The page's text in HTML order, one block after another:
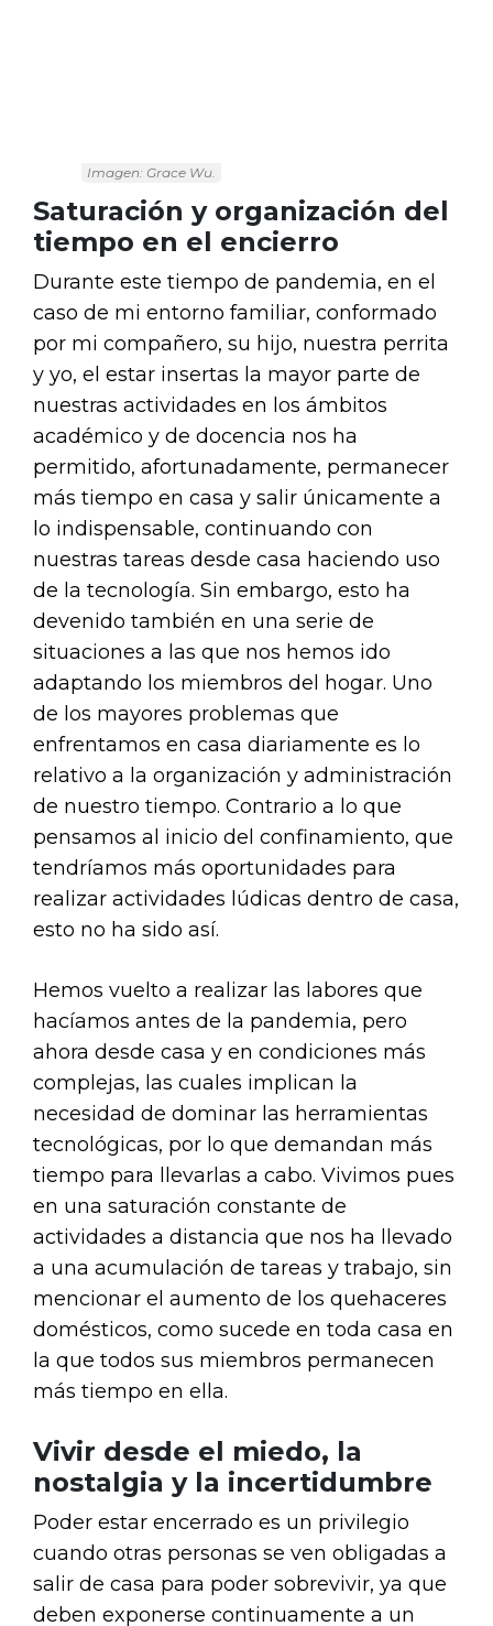
Imagen: Grace Wu.
Saturación y organización del
tiempo en el encierro
Durante este tiempo de pandemia, en el
caso de mi entorno familiar, conformado
por mi compañero, su hijo, nuestra perrita
y yo, el estar insertas la mayor parte de
nuestras actividades en los ámbitos
académico y de docencia nos ha
permitido, afortunadamente, permanecer
más tiempo en casa y salir únicamente a
lo indispensable, continuando con
nuestras tareas desde casa haciendo uso
de la tecnología. Sin embargo, esto ha
devenido también en una serie de
situaciones a las que nos hemos ido
adaptando los miembros del hogar. Uno
de los mayores problemas que
enfrentamos en casa diariamente es lo
relativo a la organización y administración
de nuestro tiempo. Contrario a lo que
pensamos al inicio del confinamiento, que
tendríamos más oportunidades para
realizar actividades lúdicas dentro de casa,
esto no ha sido así.
Hemos vuelto a realizar las labores que
hacíamos antes de la pandemia, pero
ahora desde casa y en condiciones más
complejas, las cuales implican la
necesidad de dominar las herramientas
tecnológicas, por lo que demandan más
tiempo para llevarlas a cabo. Vivimos pues
en una saturación constante de
actividades a distancia que nos ha llevado
a una acumulación de tareas y trabajo, sin
mencionar el aumento de los quehaceres
domésticos, como sucede en toda casa en
la que todos sus miembros permanecen
más tiempo en ella.
Vivir desde el miedo, la
nostalgia y la incertidumbre
Poder estar encerrado es un privilegio
cuando otras personas se ven obligadas a
salir de casa para poder sobrevivir, ya que
deben exponerse continuamente a un